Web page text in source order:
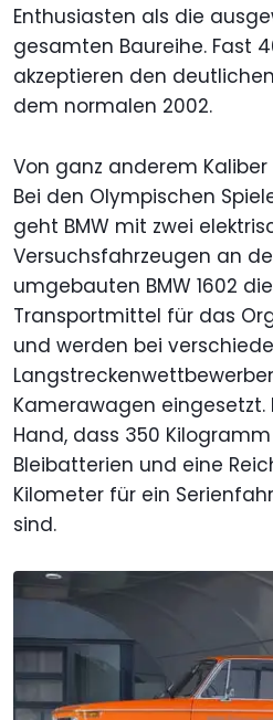
Enthusiasten als die
gesamten Baureihe. Fast
akzeptieren den
dem normalen 2002.
Von ganz anderem Kaliber
Bei den Olympischen
geht BMW mit zwei
Versuchsfahrzeugen an
umgebauten BMW 1602
Transportmittel für das
und werden bei
Kamerawagen
Hand, dass 350
Bleibatterien und eine
Kilometer für ein
sind.